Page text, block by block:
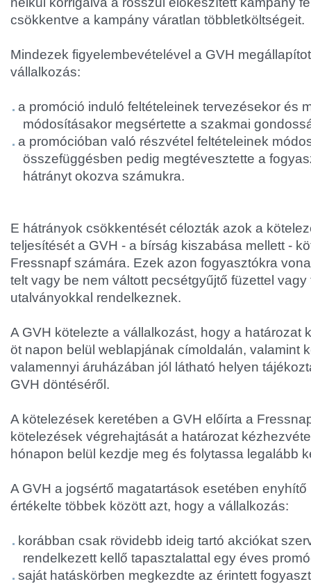
csökkentve a kampány váratlan többletköltségeit.
Mindezek figyelembevételével a GVH
vállalkozás:
a promóció induló feltételeinek tervezésekor és
módosításakor megsértette a szakmai
a promócióban való részvétel feltételeinek
összefüggésben pedig megtévesztette a
hátrányt okozva számukra.
E hátrányok csökkentését célozták azok a
teljesítését a GVH - a bírság kiszabása mellett -
Fressnapf számára. Ezek azon fogyasztókra
telt vagy be nem váltott pecsétgyűjtő füzettel
utalványokkal rendelkeznek.
A GVH kötelezte a vállalkozást, hogy a határozat
öt napon belül weblapjának címoldalán, valamint
valamennyi áruházában jól látható helyen
GVH döntéséről.
A kötelezések keretében a GVH előírta a
kötelezések végrehajtását a határozat
hónapon belül kezdje meg és folytassa legalább
A GVH a jogsértő magatartások esetében
értékelte többek között azt, hogy a vállalkozás:
korábban csak rövidebb ideig tartó akciókat
rendelkezett kellő tapasztalattal egy éves
saját hatáskörben megkezdte az érintett